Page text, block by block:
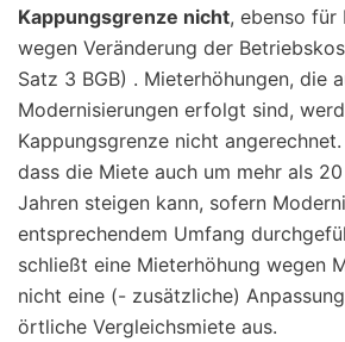
Kappungsgrenze nicht, ebenso für
wegen Veränderung der
Satz 3 BGB) . Mieterhöhungen, die
Modernisierungen erfolgt sind,
Kappungsgrenze nicht
dass die Miete auch um mehr als
Jahren steigen kann, sofern
entsprechendem Umfang
schließt eine Mieterhöhung wegen
nicht eine (- zusätzliche)
örtliche Vergleichsmiete aus.